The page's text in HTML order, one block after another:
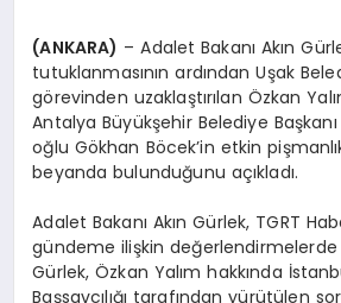
(ANKARA) – Adalet Bakanı Akın
tutuklanmasının ardından Uşak
görevinden uzaklaştırılan Özkan
Antalya Büyükşehir Belediye
oğlu Gökhan Böcek’in etkin
beyanda bulunduğunu açıkladı.
Adalet Bakanı Akın Gürlek, TGRT
gündeme ilişkin değerlendirmelerde
Gürlek, Özkan Yalım hakkında
Başsavcılığı tarafından yürütülen